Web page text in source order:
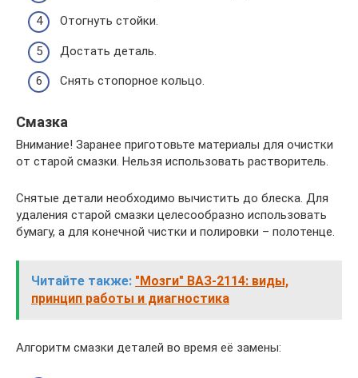
Отогнуть стойки.
Достать деталь.
Снять стопорное кольцо.
Смазка
Внимание! Заранее приготовьте материалы для очистки
от старой смазки. Нельзя использовать растворитель.
Снятые детали необходимо вычистить до блеска. Для
удаления старой смазки целесообразно использовать
бумагу, а для конечной чистки и полировки – полотенце.
Читайте также: "Мозги" ВАЗ-2114: виды,
принцип работы и диагностика
Алгоритм смазки деталей во время её замены: